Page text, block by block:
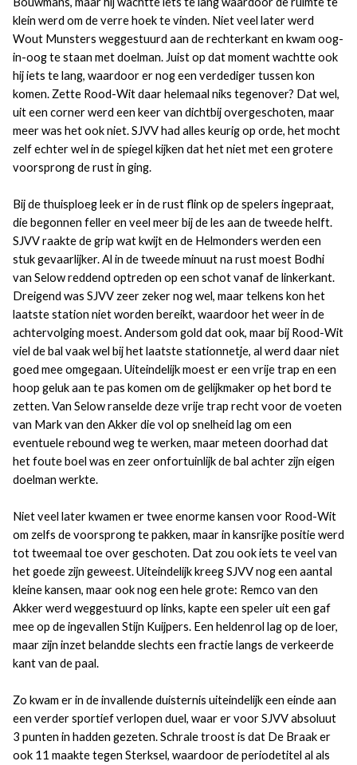
klein werd om de verre hoek te vinden. Niet veel later werd
Wout Munsters weggestuurd aan de rechterkant en kwam oog-
in-oog te staan met doelman. Juist op dat moment wachtte ook
hij iets te lang, waardoor er nog een verdediger tussen kon
komen. Zette Rood-Wit daar helemaal niks tegenover? Dat wel,
uit een corner werd een keer van dichtbij overgeschoten, maar
meer was het ook niet. SJVV had alles keurig op orde, het mocht
zelf echter wel in de spiegel kijken dat het niet met een grotere
voorsprong de rust in ging.
Bij de thuisploeg leek er in de rust flink op de spelers ingepraat,
die begonnen feller en veel meer bij de les aan de tweede helft.
SJVV raakte de grip wat kwijt en de Helmonders werden een
stuk gevaarlijker. Al in de tweede minuut na rust moest Bodhi
van Selow reddend optreden op een schot vanaf de linkerkant.
Dreigend was SJVV zeer zeker nog wel, maar telkens kon het
laatste station niet worden bereikt, waardoor het weer in de
achtervolging moest. Andersom gold dat ook, maar bij Rood-Wit
viel de bal vaak wel bij het laatste stationnetje, al werd daar niet
goed mee omgegaan. Uiteindelijk moest er een vrije trap en een
hoop geluk aan te pas komen om de gelijkmaker op het bord te
zetten. Van Selow ranselde deze vrije trap recht voor de voeten
van Mark van den Akker die vol op snelheid lag om een
eventuele rebound weg te werken, maar meteen doorhad dat
het foute boel was en zeer onfortuinlijk de bal achter zijn eigen
doelman werkte.
Niet veel later kwamen er twee enorme kansen voor Rood-Wit
om zelfs de voorsprong te pakken, maar in kansrijke positie werd
tot tweemaal toe over geschoten. Dat zou ook iets te veel van
het goede zijn geweest. Uiteindelijk kreeg SJVV nog een aantal
kleine kansen, maar ook nog een hele grote: Remco van den
Akker werd weggestuurd op links, kapte een speler uit een gaf
mee op de ingevallen Stijn Kuijpers. Een heldenrol lag op de loer,
maar zijn inzet belandde slechts een fractie langs de verkeerde
kant van de paal.
Zo kwam er in de invallende duisternis uiteindelijk een einde aan
een verder sportief verlopen duel, waar er voor SJVV absoluut
3 punten in hadden gezeten. Schrale troost is dat De Braak er
ook 11 maakte tegen Sterksel, waardoor de periodetitel al als